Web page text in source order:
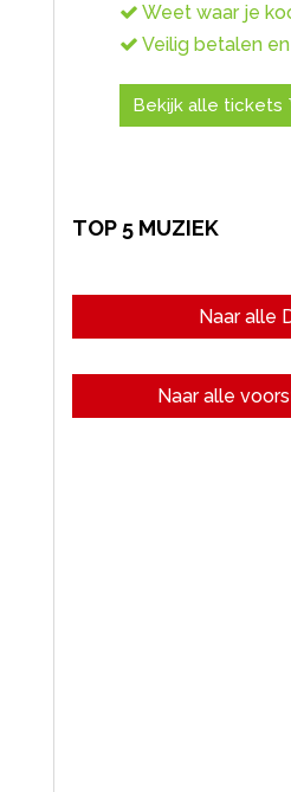
Weet waar je
Veilig betalen
Bekijk alle tickets
TOP 5 MUZIEK
Naar alle
Naar alle